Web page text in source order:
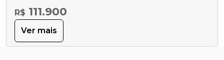
R$ 111.900
Ver mais